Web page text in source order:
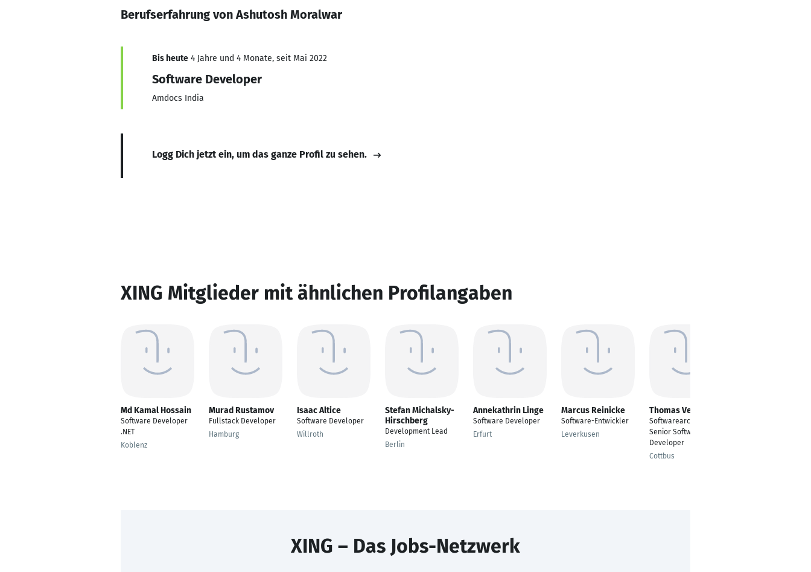
Berufserfahrung von Ashutosh Moralwar
Bis heute 4 Jahre und 4 Monate, seit Mai 2022
Software Developer
Amdocs India
Logg Dich jetzt ein, um das ganze Profil zu sehen.
XING Mitglieder mit ähnlichen Profilangaben
Md Kamal Hossain
Software Developer
.NET
Koblenz
Murad Rustamov
Fullstack Developer
Hamburg
Isaac Altice
Software Developer
Willroth
Stefan Michalsky-
Hirschberg
Development Lead
Berlin
Annekathrin Linge
Software Developer
Erfurt
Marcus Reinicke
Software-Entwickler
Leverkusen
Thomas Veit
Softwarearchitekt /
Senior Software
Developer
Cottbus
XING – Das Jobs-Netzwerk